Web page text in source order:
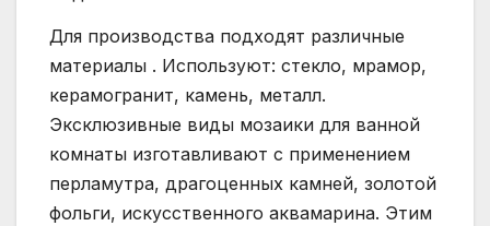
Для производства подходят различные
материалы . Используют: стекло, мрамор,
керамогранит, камень, металл.
Эксклюзивные виды мозаики для ванной
комнаты изготавливают с применением
перламутра, драгоценных камней, золотой
фольги, искусственного аквамарина. Этим